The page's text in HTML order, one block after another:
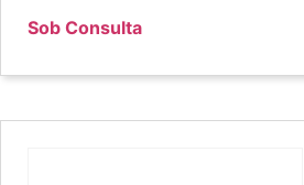
Sob Consulta